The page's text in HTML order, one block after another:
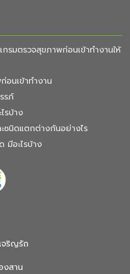
กรมตรวจสุขภาพก่อนเข้าทำงานให้
อนเข้าทำงาน
รภ์
รบ้าง
ชนิดแตกต่างกันอย่างไร
มีอะไรบ้าง
จริญรัถ
งสาน